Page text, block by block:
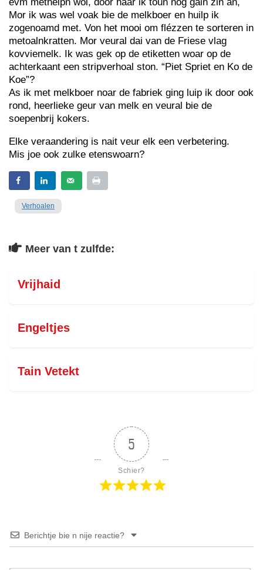
Mor ik was wel voak bie de melkboer en huilp ik
zogenoamd met. Von het mooi om flézzen te sorteren in
metoalnkratten. Mor veural dai van de Friese vlag
kovviemelk. Ik was gek op de etiketten woar op de
achterkaant een stripverhoal ston. “Piet Spriet en Ko de
Koe”?
As ik met melkboer noar de fabriek ging luip ik door ook
rond, heerlieke geur van melk en veural bie de
soepenbrij kokers.
Elke veraandering is nait veur elk een verbetering.
Mis joe ook zulke etenswoarn?
Verhoalen
Meer van t zulfde:
Vrijhaid
Engeltjes
Tain Vetekt
5
Schier?
Berichtje bie n nije reactie?